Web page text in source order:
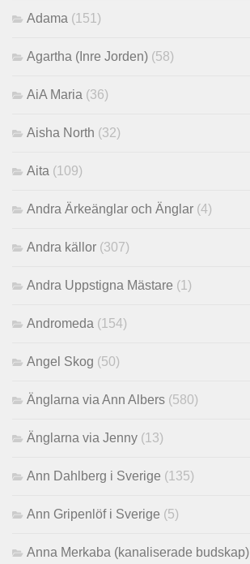
Adama (151)
Agartha (Inre Jorden) (58)
AiA Maria (36)
Aisha North (32)
Aita (109)
Andra Ärkeänglar och Änglar (4)
Andra källor (307)
Andra Uppstigna Mästare (1)
Andromeda (154)
Angel Skog (50)
Änglarna via Ann Albers (580)
Änglarna via Jenny (13)
Ann Dahlberg i Sverige (135)
Ann Gripenlöf i Sverige (5)
Anna Merkaba (kanaliserade budskap)